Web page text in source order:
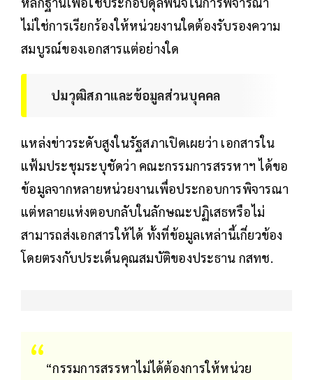
ไม่ใช่การเรียกร้องให้หน่วยงานใดต้องรับรองความ
สมบูรณ์ของเอกสารแต่อย่างใด
ปมวุฒิสภาและข้อมูลส่วนบุคคล
แหล่งข่าวระดับสูงในรัฐสภาเปิดเผยว่า เอกสารใน
แฟ้มประชุมระบุชัดว่า คณะกรรมการสรรหาฯ ได้ขอ
ข้อมูลจากหลายหน่วยงานเพื่อประกอบการพิจารณา
แต่หลายแห่งตอบกลับในลักษณะปฏิเสธหรือไม่
สามารถส่งเอกสารให้ได้ ทั้งที่ข้อมูลเหล่านี้เกี่ยวข้อง
โดยตรงกับประเด็นคุณสมบัติของประธาน กสทช.
“กรรมการสรรหาไม่ได้ต้องการให้หน่วย